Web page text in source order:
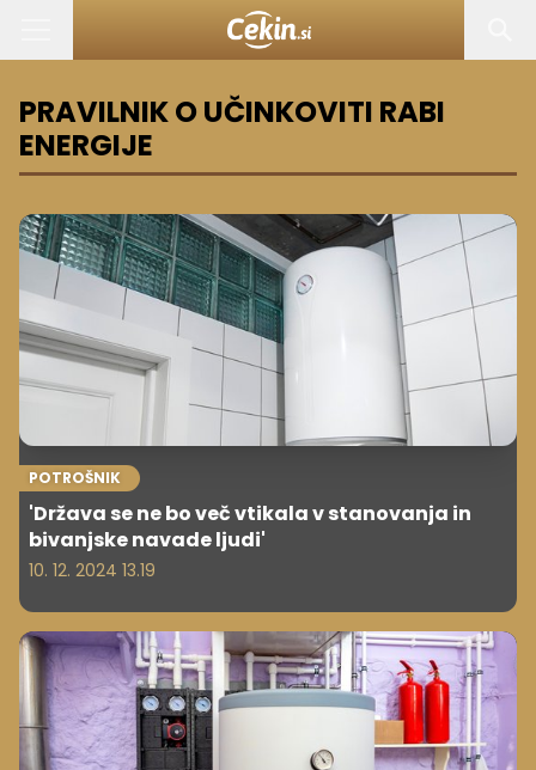
PRAVILNIK O UČINKOVITI RABI
ENERGIJE
POTROŠNIK
'Država se ne bo več vtikala v stanovanja in
bivanjske navade ljudi'
10. 12. 2024 13.19